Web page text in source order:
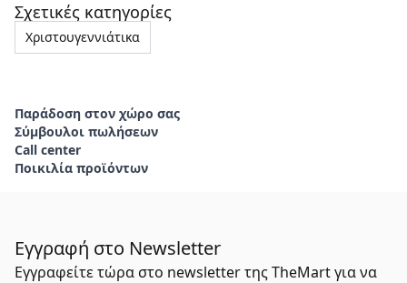
Σχετικές κατηγορίες
Χριστουγεννιάτικα
Παράδοση στον χώρο σας
Σύμβουλοι πωλήσεων
Call center
Ποικιλία προϊόντων
Εγγραφή στο Newsletter
Εγγραφείτε τώρα στο newsletter της TheMart για να